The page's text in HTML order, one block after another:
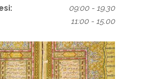
09:00 - 19.30
11:00 - 15.00